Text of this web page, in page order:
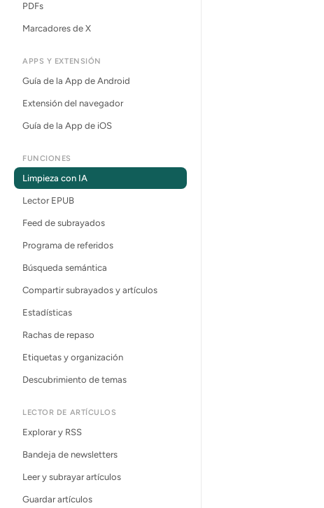
PDFs
Marcadores de X
APPS Y EXTENSIÓN
Guía de la App de Android
Extensión del navegador
Guía de la App de iOS
FUNCIONES
Limpieza con IA
Lector EPUB
Feed de subrayados
Programa de referidos
Búsqueda semántica
Compartir subrayados y artículos
Estadísticas
Rachas de repaso
Etiquetas y organización
Descubrimiento de temas
LECTOR DE ARTÍCULOS
Explorar y RSS
Bandeja de newsletters
Leer y subrayar artículos
Guardar artículos